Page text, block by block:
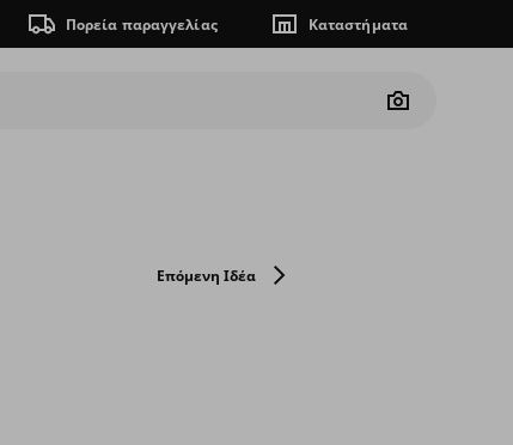
Πορεία παραγγελίας Καταστήματα
Camera
Επόμενη Ιδέα